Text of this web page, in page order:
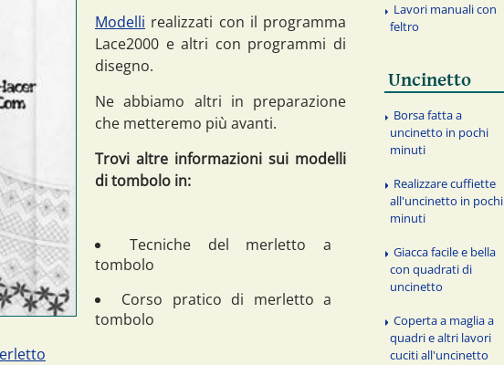
Modelli realizzati con il programma
Lace2000 e altri con programmi di
disegno.
Ne abbiamo altri in preparazione
che metteremo più avanti.
Trovi altre informazioni sui modelli
di tombolo in:
Tecniche del merletto a
tombolo
Corso pratico di merletto a
tombolo
Lavori manuali con
feltro
Uncinetto
Borsa fatta a
uncinetto in pochi
minuti
Realizzare cuffiette
all'uncinetto in pochi
minuti
Giacca facile e bella
con quadrati di
uncinetto
Coperta a maglia a
quadri e altri lavori
cuciti all'uncinetto